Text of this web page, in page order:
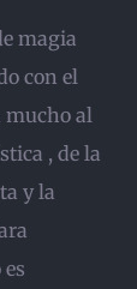
magia
con el
mucho al
, de la
y la